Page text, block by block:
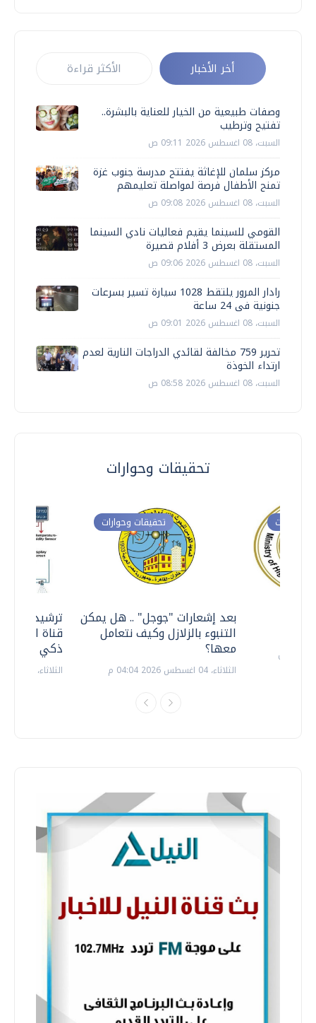
أخر الأخبار الأكثر قراءة
وصفات طبيعية من الخيار للعناية بالبشرة..
تفتيح وترطيب
السبت، 08 اغسطس 2026 09:11 ص
مركز سلمان للإغاثة يفتتح مدرسة جنوب غزة
تمنح الأطفال فرصة لمواصلة تعليمهم
السبت، 08 اغسطس 2026 09:08 ص
القومي للسينما يقيم فعاليات نادي السينما
المستقلة بعرض 3 أفلام قصيرة
السبت، 08 اغسطس 2026 09:06 ص
رادار المرور يلتقط 1028 سيارة تسير بسرعات
جنونية فى 24 ساعة
السبت، 08 اغسطس 2026 09:01 ص
تحرير 759 مخالفة لقائدي الدراجات النارية لعدم
ارتداء الخوذة
السبت، 08 اغسطس 2026 08:58 ص
تحقيقات وحوارات
ترشيدا
قناة
ذكي
الثلاثاء، 14 يوليو 2026 06:11 م
تحقيقات وحوارات
بعد إشعارات "جوجل" .. هل يمكن
التنبوء بالزلازل وكيف نتعامل
معها؟
الثلاثاء، 04 اغسطس 2026 04:04 م
وحوارات